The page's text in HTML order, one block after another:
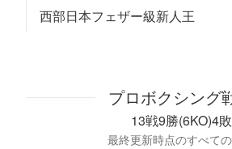
西部日本フェザー級新人王
プロボクシング
13戦9勝(6KO)4敗
最終更新時点のすべて